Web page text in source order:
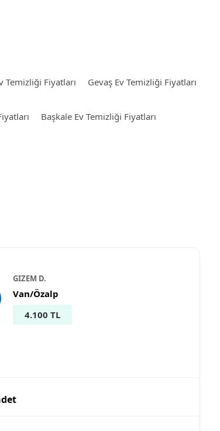
Temizliği Fiyatları Gevaş Ev Temizliği Fiyatları
Başkale Ev Temizliği Fiyatları
GIZEM D.
Van/Özalp
4.100 TL